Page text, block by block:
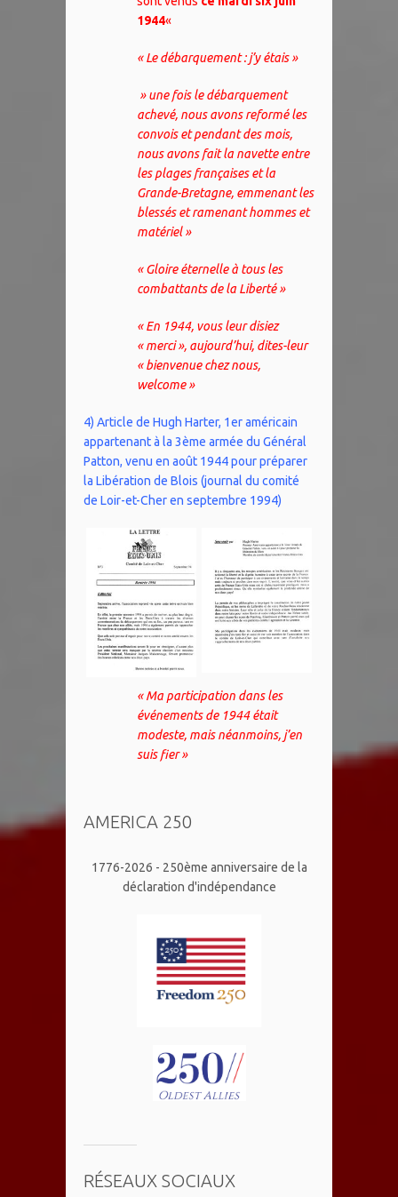
1944«
« Le débarquement : j’y étais »
» une fois le débarquement
achevé, nous avons reformé les
convois et pendant des mois,
nous avons fait la navette entre
les plages françaises et la
Grande-Bretagne, emmenant les
blessés et ramenant hommes et
matériel »
« Gloire éternelle à tous les
combattants de la Liberté »
« En 1944, vous leur disiez
« merci », aujourd’hui, dites-leur
« bienvenue chez nous,
welcome »
4) Article de Hugh Harter, 1er américain
appartenant à la 3ème armée du Général
Patton, venu en août 1944 pour préparer
la Libération de Blois (journal du comité
de Loir-et-Cher en septembre 1994)
« Ma participation dans les
événements de 1944 était
modeste, mais néanmoins, j’en
suis fier »
AMERICA 250
1776-2026 - 250ème anniversaire de la
déclaration d'indépendance
RÉSEAUX SOCIAUX